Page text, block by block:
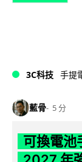
3C科技 手提
藍骨 5 分
可換電